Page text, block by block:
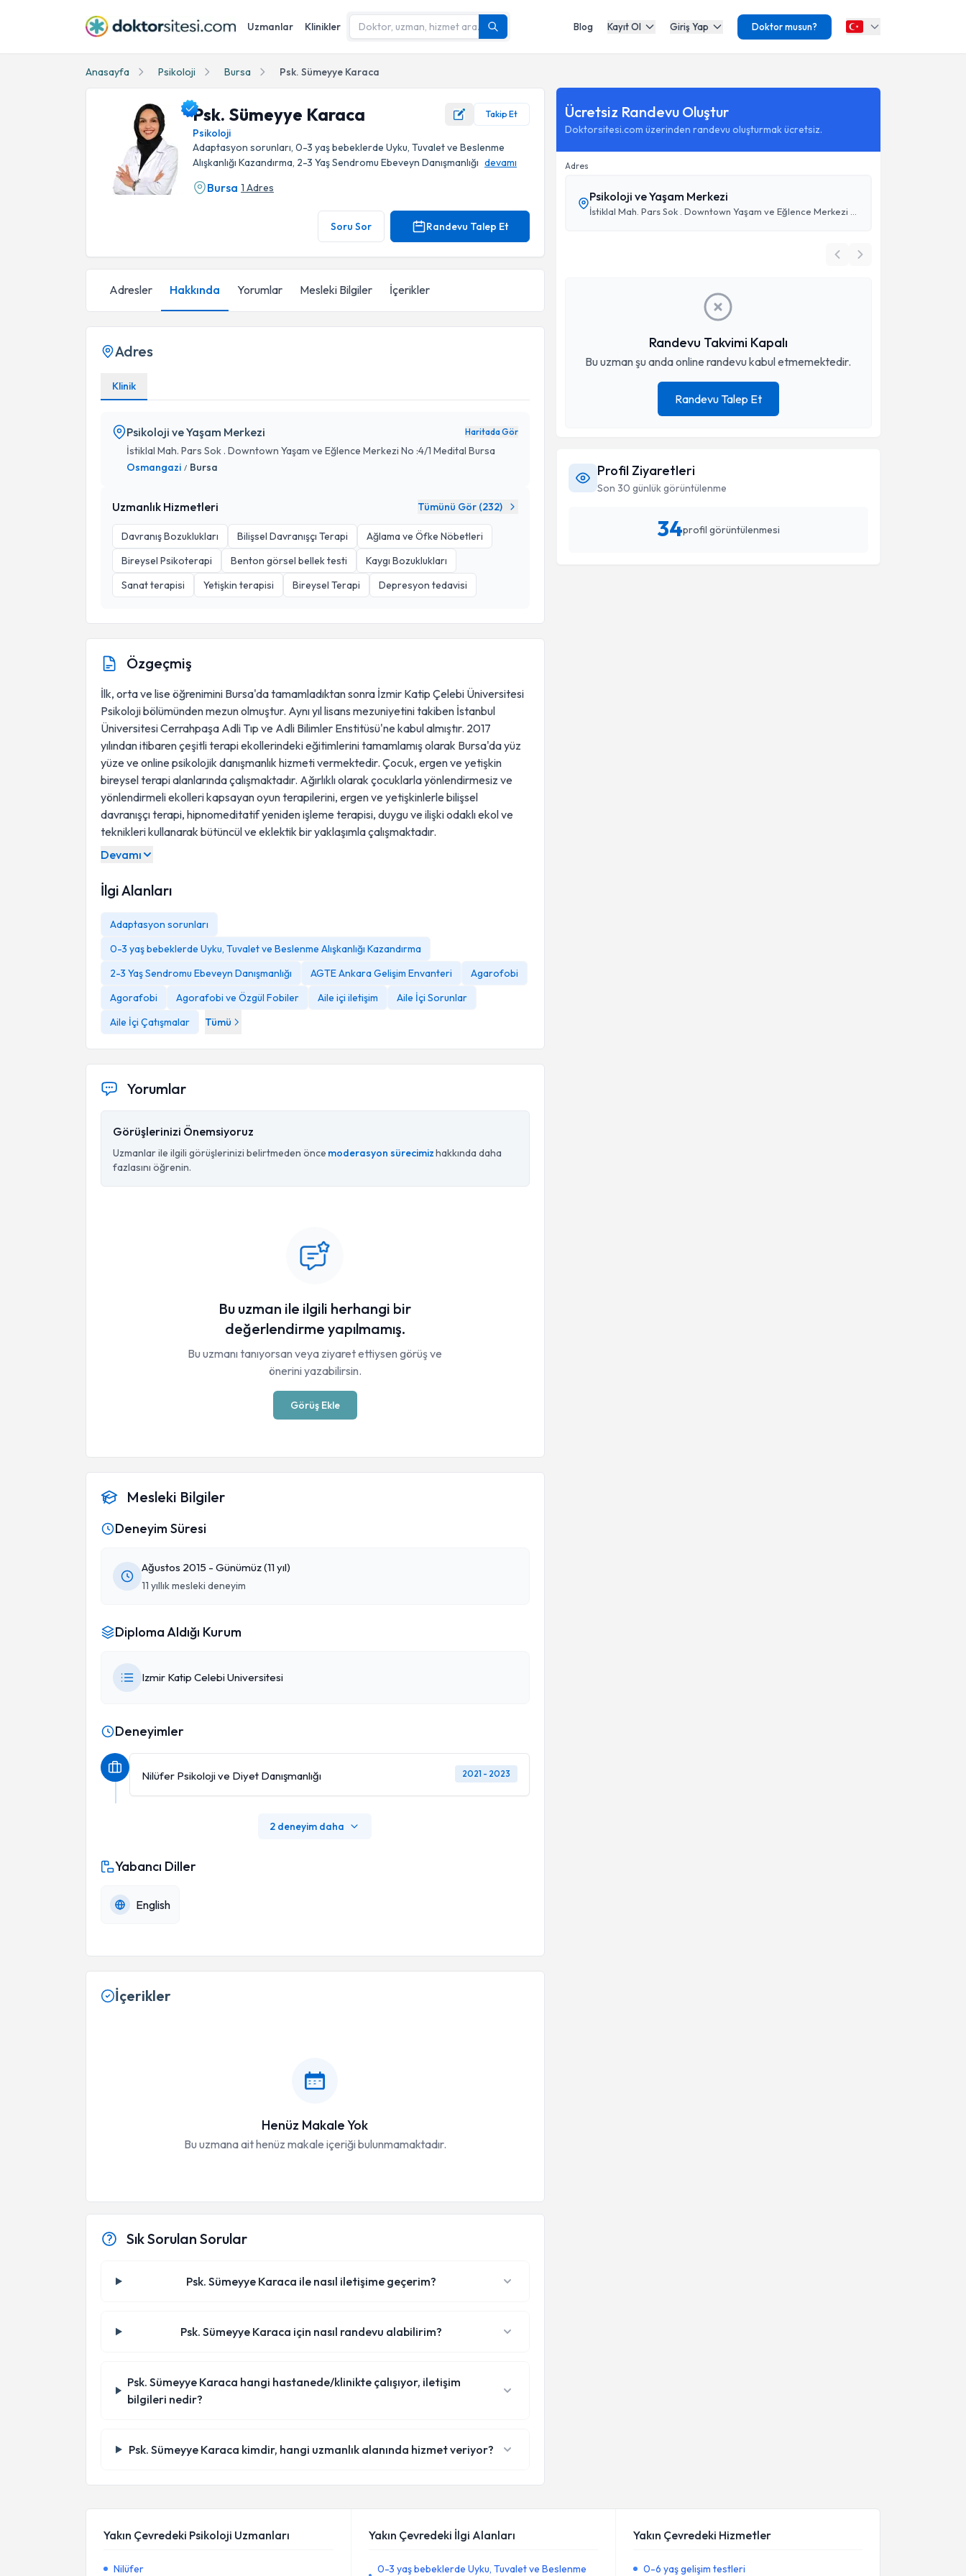
Uzmanlar Klinikler Blog Kayıt Ol Giriş Yap Doktor musun?
Anasayfa Psikoloji Bursa Psk. Sümeyye Karaca
Psk. Sümeyye Karaca Takip Et
Psikoloji
Adaptasyon sorunları, 0-3 yaş bebeklerde Uyku, Tuvalet ve Beslenme
Alışkanlığı Kazandırma, 2-3 Yaş Sendromu Ebeveyn Danışmanlığı devamı
Bursa 1 Adres
Soru Sor Randevu Talep Et
Adresler Hakkında Yorumlar Mesleki Bilgiler İçerikler
Adres
Klinik
Psikoloji ve Yaşam Merkezi Haritada Gör
İstiklal Mah. Pars Sok . Downtown Yaşam ve Eğlence Merkezi No :4/1 Medital Bursa
Osmangazi / Bursa
Uzmanlık Hizmetleri Tümünü Gör (232)
Davranış Bozuklukları Bilişsel Davranışçı Terapi
Ağlama ve Öfke Nöbetleri
Bireysel Psikoterapi
Benton görsel bellek testi
Kaygı Bozuklukları
Sanat terapisi
Yetişkin terapisi Bireysel Terapi Depresyon tedavisi
Özgeçmiş
İlk, orta ve lise öğrenimini Bursa'da tamamladıktan sonra İzmir Katip Çelebi Üniversitesi
Psikoloji bölümünden mezun olmuştur. Aynı yıl lisans mezuniyetini takiben İstanbul
Üniversitesi Cerrahpaşa Adli Tıp ve Adli Bilimler Enstitüsü'ne kabul almıştır. 2017
yılından itibaren çeşitli terapi ekollerindeki eğitimlerini tamamlamış olarak Bursa'da yüz
yüze ve online psikolojik danışmanlık hizmeti vermektedir. Çocuk, ergen ve yetişkin
bireysel terapi alanlarında çalışmaktadır. Ağırlıklı olarak çocuklarla yönlendirmesiz ve
yönlendirmeli ekolleri kapsayan oyun terapilerini, ergen ve yetişkinlerle bilişsel
davranışçı terapi, hipnomeditatif yeniden işleme terapisi, duygu ve ilişki odaklı ekol ve
teknikleri kullanarak bütüncül ve eklektik bir yaklaşımla çalışmaktadır.
Devamı
İlgi Alanları
Adaptasyon sorunları
0-3 yaş bebeklerde Uyku, Tuvalet ve Beslenme Alışkanlığı Kazandırma
2-3 Yaş Sendromu Ebeveyn Danışmanlığı
AGTE Ankara Gelişim Envanteri
Agarofobi
Agorafobi
Agorafobi ve Özgül Fobiler Aile içi iletişim
Aile İçi Sorunlar
Aile İçi Çatışmalar
Tümü
Yorumlar
Görüşlerinizi Önemsiyoruz
Uzmanlar ile ilgili görüşlerinizi belirtmeden önce moderasyon sürecimizhakkında daha
fazlasını öğrenin.
Bu uzman ile ilgili herhangi bir
değerlendirme yapılmamış.
Bu uzmanı tanıyorsan veya ziyaret ettiysen görüş ve
önerini yazabilirsin.
Görüş Ekle
Mesleki Bilgiler
Deneyim Süresi
Ağustos 2015 - Günümüz (11 yıl)
11 yıllık mesleki deneyim
Diploma Aldığı Kurum
Izmir Katip Celebi Universitesi
Deneyimler
Nilüfer Psikoloji ve Diyet Danışmanlığı 2021 - 2023
2 deneyim daha
Yabancı Diller
English
İçerikler
Henüz Makale Yok
Bu uzmana ait henüz makale içeriği bulunmamaktadır.
Sık Sorulan Sorular
Psk. Sümeyye Karaca ile nasıl iletişime geçerim?
Psk. Sümeyye Karaca için nasıl randevu alabilirim?
Psk. Sümeyye Karaca hangi hastanede/klinikte çalışıyor, iletişim
bilgileri nedir?
Psk. Sümeyye Karaca kimdir, hangi uzmanlık alanında hizmet veriyor?
Ücretsiz Randevu Oluştur
Doktorsitesi.com üzerinden randevu oluşturmak ücretsiz.
Adres
Psikoloji ve Yaşam Merkezi
Randevu Takvimi Kapalı
Bu uzman şu anda online randevu kabul etmemektedir.
Randevu Talep Et
Profil Ziyaretleri
Son 30 günlük görüntülenme
34profil görüntülenmesi
Yakın Çevredeki Psikoloji Uzmanları
Nilüfer
Yakın Çevredeki İlgi Alanları
0-3 yaş bebeklerde Uyku, Tuvalet ve Beslenme
Yakın Çevredeki Hizmetler
0-6 yaş gelişim testleri